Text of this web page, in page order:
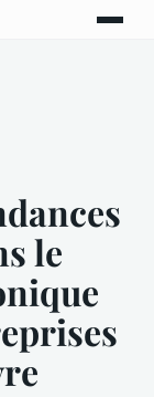
le